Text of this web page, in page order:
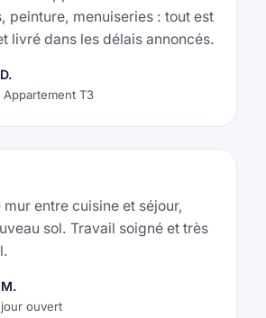
peinture, menuiseries : tout est
livré dans les délais annoncés.
Appartement T3
entre cuisine et séjour,
sol. Travail soigné et très
ouvert